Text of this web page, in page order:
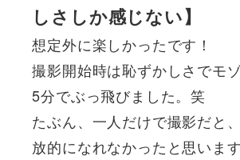
しさしか感じない】
想定外に楽しかったです！
撮影開始時は恥ずかしさでモ
5分でぶっ飛びました。笑
たぶん、一人だけで撮影だと
放的になれなかったと思います